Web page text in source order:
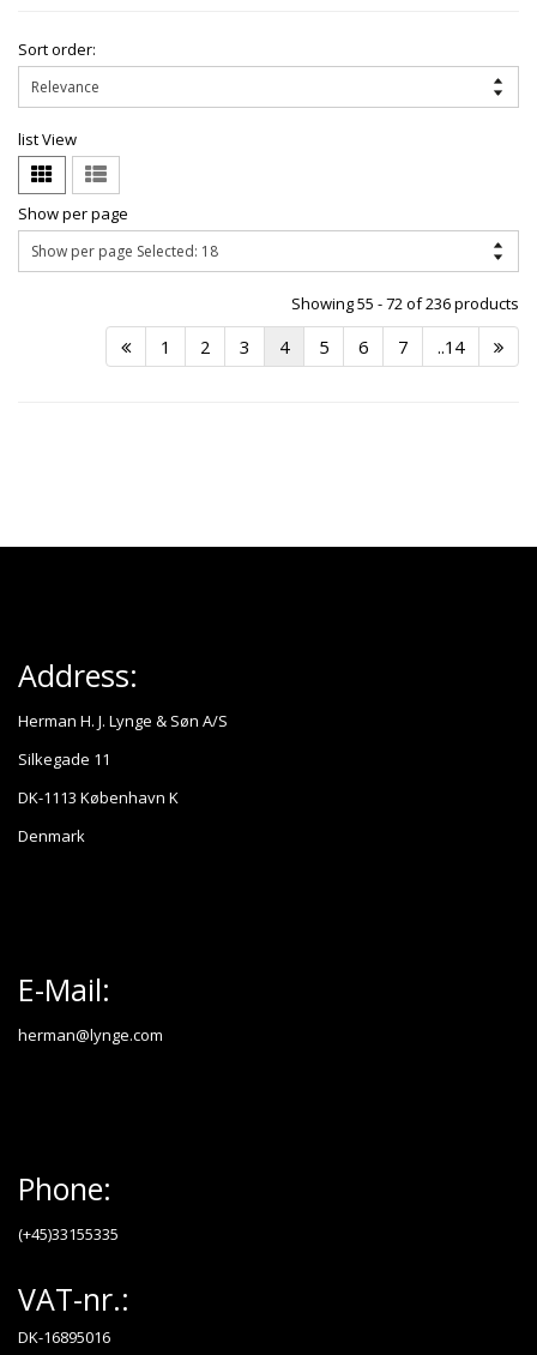
Sort order:
list View
Show per page
Showing 55 - 72 of 236 products
1 2 3 4 5 6 7 ..14
Address:
Herman H. J. Lynge & Søn A/S
Silkegade 11
DK-1113 København K
Denmark
E-Mail:
herman@lynge.com
Phone:
(+45)33155335
VAT-nr.:
DK-16895016